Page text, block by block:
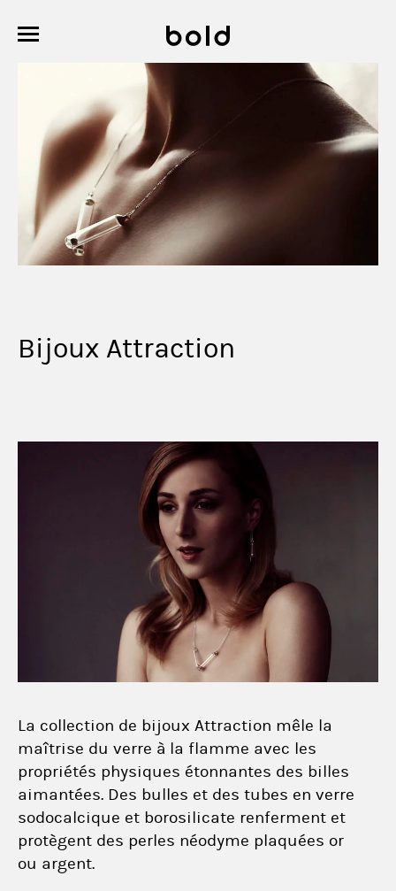
Bijoux Attraction
La collection de bijoux Attraction mêle la
maîtrise du verre à la flamme avec les
propriétés physiques étonnantes des billes
aimantées. Des bulles et des tubes en verre
sodocalcique et borosilicate renferment et
protègent des perles néodyme plaquées or
ou argent.